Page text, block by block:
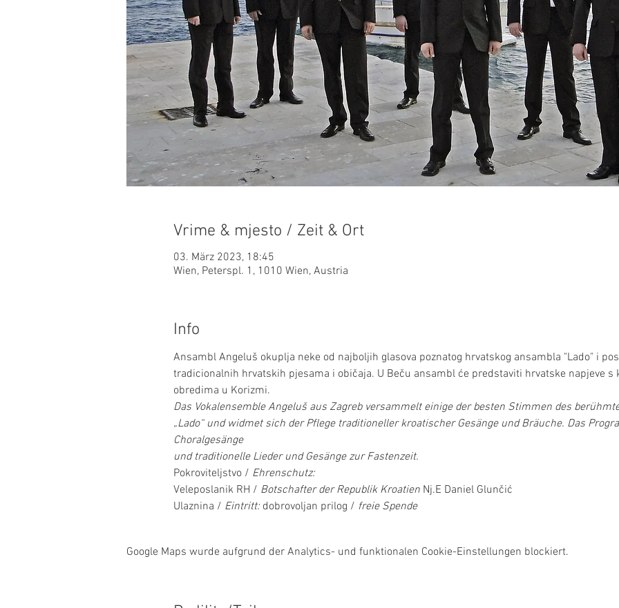
Vrime & mjesto / Zeit & Ort
03. März 2023, 18:45
Wien, Peterspl. 1, 1010 Wien, Austria
Info
Ansambl Angeluš okuplja neke od najboljih glasova poznatog hrvatskog ansambla "Lado" i
tradicionalnih hrvatskih pjesama i običaja. U Beču ansambl će predstaviti hrvatske napjeve
obredima u Korizmi.
Das Vokalensemble Angeluš aus Zagreb versammelt einige der besten Stimmen des
„Lado“ und widmet sich der Pflege traditioneller kroatischer Gesänge und Bräuche. Das
Choralgesänge
und traditionelle Lieder und Gesänge zur Fastenzeit.
Pokroviteljstvo / Ehrenschutz:
Veleposlanik RH / Botschafter der Republik Kroatien Nj.E Daniel Glunčić
Ulaznina / Eintritt: dobrovoljan prilog / freie Spende
Google Maps wurde aufgrund der Analytics- und funktionalen Cookie-Einstellungen blockiert.